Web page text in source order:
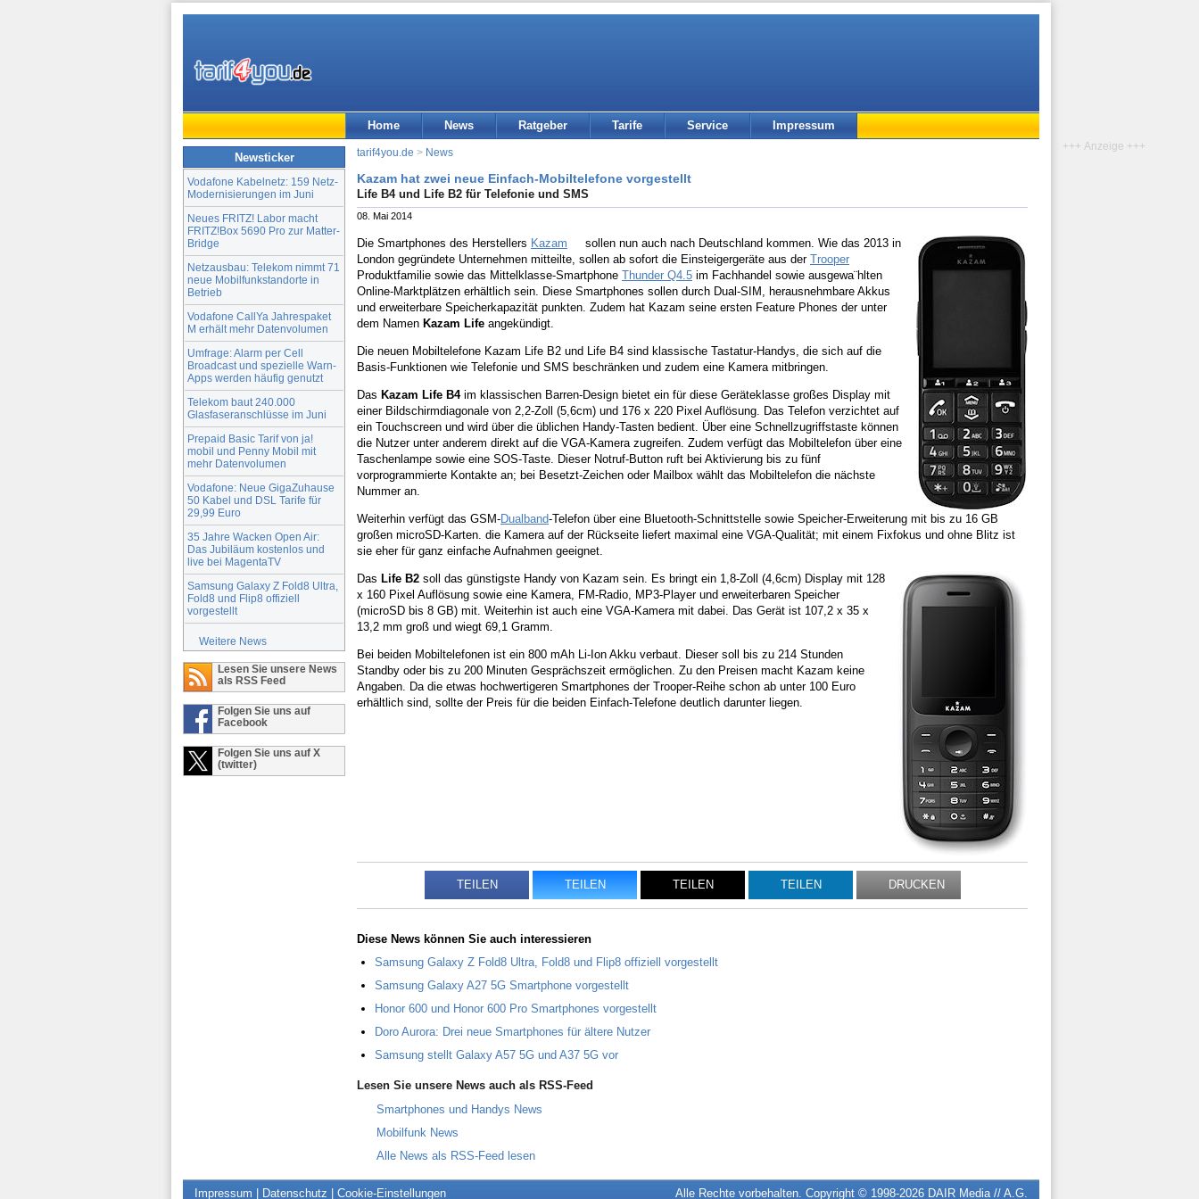
Home News Ratgeber Tarife Service Impressum
Newsticker
Vodafone Kabelnetz: 159 Netz-
Modernisierungen im Juni
Neues FRITZ! Labor macht
FRITZ!Box 5690 Pro zur Matter-
Bridge
Netzausbau: Telekom nimmt 71
neue Mobilfunkstandorte in
Betrieb
Vodafone CallYa Jahrespaket
M erhält mehr Datenvolumen
Umfrage: Alarm per Cell
Broadcast und spezielle Warn-
Apps werden häufig genutzt
Telekom baut 240.000
Glasfaseranschlüsse im Juni
Prepaid Basic Tarif von ja!
mobil und Penny Mobil mit
mehr Datenvolumen
Vodafone: Neue GigaZuhause
50 Kabel und DSL Tarife für
29,99 Euro
35 Jahre Wacken Open Air:
Das Jubiläum kostenlos und
live bei MagentaTV
Samsung Galaxy Z Fold8 Ultra,
Fold8 und Flip8 offiziell
vorgestellt
Weitere News
Lesen Sie unsere News
als RSS Feed
Folgen Sie uns auf
Facebook
Folgen Sie uns auf X
(twitter)
tarif4you.de > News
Kazam hat zwei neue Einfach-Mobiltelefone vorgestellt
Life B4 und Life B2 für Telefonie und SMS
08. Mai 2014
Die Smartphones des Herstellers Kazam
sollen nun auch nach Deutschland kommen. Wie das 2013 in
London gegründete Unternehmen mitteilte, sollen ab sofort die Einsteigergeräte aus der Trooper
Produktfamilie sowie das Mittelklasse-Smartphone Thunder Q4.5 im Fachhandel sowie ausgewa¨hlten
Online-Marktplätzen erhältlich sein. Diese Smartphones sollen durch Dual-SIM, herausnehmbare Akkus
und erweiterbare Speicherkapazität punkten. Zudem hat Kazam seine ersten Feature Phones der unter
dem Namen Kazam Life angekündigt.
Die neuen Mobiltelefone Kazam Life B2 und Life B4 sind klassische Tastatur-Handys, die sich auf die
Basis-Funktionen wie Telefonie und SMS beschränken und zudem eine Kamera mitbringen.
Das Kazam Life B4im klassischen Barren-Design bietet ein für diese Geräteklasse großes Display mit
einer Bildschirmdiagonale von 2,2-Zoll (5,6cm) und 176 x 220 Pixel Auflösung. Das Telefon verzichtet auf
ein Touchscreen und wird über die üblichen Handy-Tasten bedient. Über eine Schnellzugriffstaste können
die Nutzer unter anderem direkt auf die VGA-Kamera zugreifen. Zudem verfügt das Mobiltelefon über eine
Taschenlampe sowie eine SOS-Taste. Dieser Notruf-Button ruft bei Aktivierung bis zu fünf
vorprogrammierte Kontakte an; bei Besetzt-Zeichen oder Mailbox wählt das Mobiltelefon die nächste
Nummer an.
Weiterhin verfügt das GSM-Dualband-Telefon über eine Bluetooth-Schnittstelle sowie Speicher-Erweiterung mit bis zu 16 GB
großen microSD-Karten. die Kamera auf der Rückseite liefert maximal eine VGA-Qualität; mit einem Fixfokus und ohne Blitz ist
sie eher für ganz einfache Aufnahmen geeignet.
Das Life B2 soll das günstigste Handy von Kazam sein. Es bringt ein 1,8-Zoll (4,6cm) Display mit 128
x 160 Pixel Auflösung sowie eine Kamera, FM-Radio, MP3-Player und erweiterbaren Speicher
(microSD bis 8 GB) mit. Weiterhin ist auch eine VGA-Kamera mit dabei. Das Gerät ist 107,2 x 35 x
13,2 mm groß und wiegt 69,1 Gramm.
Bei beiden Mobiltelefonen ist ein 800 mAh Li-Ion Akku verbaut. Dieser soll bis zu 214 Stunden
Standby oder bis zu 200 Minuten Gesprächszeit ermöglichen. Zu den Preisen macht Kazam keine
Angaben. Da die etwas hochwertigeren Smartphones der Trooper-Reihe schon ab unter 100 Euro
erhältlich sind, sollte der Preis für die beiden Einfach-Telefone deutlich darunter liegen.
TEILEN TEILEN TEILEN TEILEN DRUCKEN
Diese News können Sie auch interessieren
Samsung Galaxy Z Fold8 Ultra, Fold8 und Flip8 offiziell vorgestellt
Samsung Galaxy A27 5G Smartphone vorgestellt
Honor 600 und Honor 600 Pro Smartphones vorgestellt
Doro Aurora: Drei neue Smartphones für ältere Nutzer
Samsung stellt Galaxy A57 5G und A37 5G vor
Lesen Sie unsere News auch als RSS-Feed
Smartphones und Handys News
Mobilfunk News
Alle News als RSS-Feed lesen
+++ Anzeige +++
Alle Rechte vorbehalten. Copyright © 1998-2026 DAIR Media // A.G.
Impressum Datenschutz Cookie-Einstellungen